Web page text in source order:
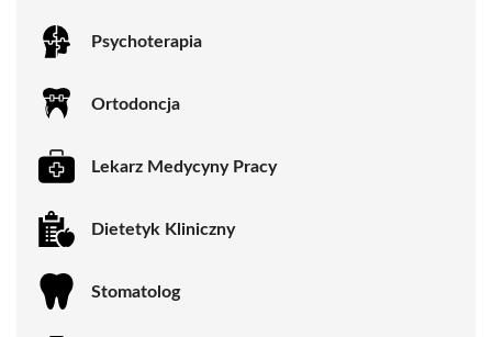
Psychoterapia
Ortodoncja
Lekarz Medycyny Pracy
Dietetyk Kliniczny
Stomatolog